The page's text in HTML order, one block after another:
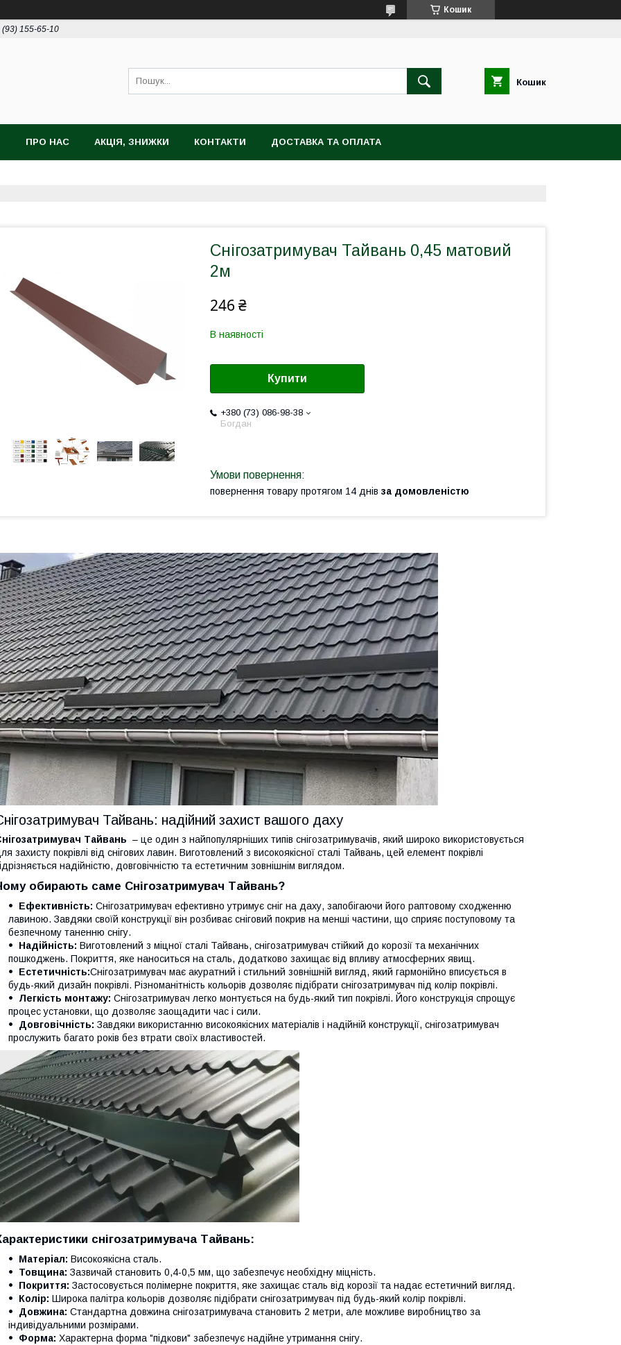
Кошик
(93) 155-65-10
Кошик
ПРО НАС АКЦІЯ, ЗНИЖКИ КОНТАКТИ ДОСТАВКА ТА ОПЛАТА
Снігозатримувач Тайвань 0,45 матовий
2м
246 ₴
В наявності
Купити
+380 (73) 086-98-38
Богдан
повернення товару протягом 14 днів за домовленістю
Тайвань: надійний захист вашого даху
Тайвань – це один з найпопулярніших типів снігозатримувачів, який широко використовується
захисту покрівлі від снігових лавин. Виготовлений з високоякісної сталі Тайвань, цей елемент покрівлі
надійністю, довговічністю та естетичним зовнішнім виглядом.
обирають саме Снігозатримувач Тайвань?
Ефективність: Снігозатримувач ефективно утримує сніг на даху, запобігаючи його раптовому сходженню
лавиною. Завдяки своїй конструкції він розбиває сніговий покрив на менші частини, що сприяє поступовому та
безпечному таненню снігу.
Надійність: Виготовлений з міцної сталі Тайвань, снігозатримувач стійкий до корозії та механічних
пошкоджень. Покриття, яке наноситься на сталь, додатково захищає від впливу атмосферних явищ.
Естетичність:Снігозатримувач має акуратний і стильний зовнішній вигляд, який гармонійно вписується в
будь-який дизайн покрівлі. Різноманітність кольорів дозволяє підібрати снігозатримувач під колір покрівлі.
Легкість монтажу: Снігозатримувач легко монтується на будь-який тип покрівлі. Його конструкція спрощує
процес установки, що дозволяє заощадити час і сили.
Довговічність: Завдяки використанню високоякісних матеріалів і надійній конструкції, снігозатримувач
прослужить багато років без втрати своїх властивостей.
снігозатримувача Тайвань:
Матеріал: Високоякісна сталь.
Товщина: Зазвичай становить 0,4-0,5 мм, що забезпечує необхідну міцність.
Покриття: Застосовується полімерне покриття, яке захищає сталь від корозії та надає естетичний вигляд.
Колір: Широка палітра кольорів дозволяє підібрати снігозатримувач під будь-який колір покрівлі.
Довжина: Стандартна довжина снігозатримувача становить 2 метри, але можливе виробництво за
індивідуальними розмірами.
Форма: Характерна форма "підкови" забезпечує надійне утримання снігу.